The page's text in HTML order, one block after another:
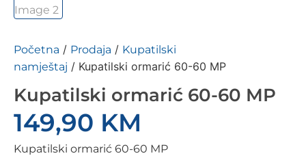
Početna / Prodaja / Kupatilski
namještaj / Kupatilski ormarić 60-60 MP
Kupatilski ormarić 60-60 MP
149,90 KM
Kupatilski ormarić 60-60 MP